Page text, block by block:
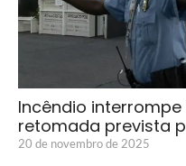
Incêndio
retomada prevista
20 de novembro de 2025